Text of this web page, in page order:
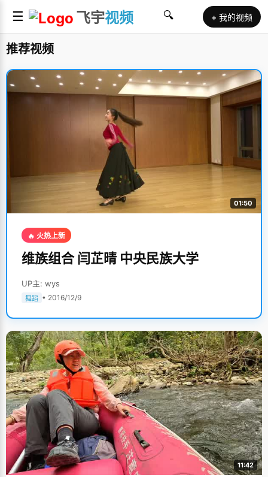
☰ 飞宇视频 🔍 + 我的视频
推荐视频
01:50
🔥 火热上新
维族组合 闫芷晴 中央民族大学
UP主: wys
舞蹈 • 2016/12/9
11:42